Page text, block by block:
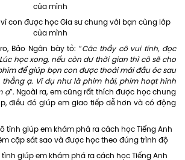
con được học Gia sư chung với bạn cùng lớp
của mình
Bảo Ngân bày tỏ: “Các thầy cô vui tính, đọc
học xong, nếu còn dư thời gian thì cô sẽ cho
để giúp bọn con được thoải mái đầu óc sau
ạ. Ví dụ như là phim hài, phim hoạt hình
ạ”. Ngoài ra, em cũng rất thích được học chung
điều đó giúp em giao tiếp dễ hơn và có động
giúp em khám phá ra cách học Tiếng Anh